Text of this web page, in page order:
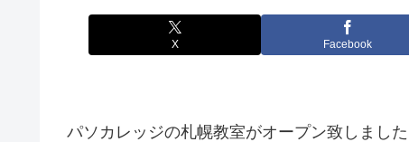
X Facebook
パソカレッジの札幌教室がオープン致しました